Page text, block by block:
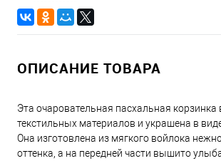
ОПИСАНИЕ ТОВАРА
Эта очаровательная пасхальная
текстильных материалов и украшена в
Она изготовлена из мягкого войлока
оттенка, а на передней части вышито